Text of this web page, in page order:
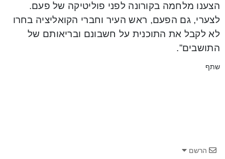
הצענו מלחמה בקורונה לפני פוליטיקה של פעם.
לצערי, גם הפעם, ראש העיר וחברי הקואליציה בחרו
לא לקבל את התוכנית על חשבונם ובריאותם של
התושבים”.
שתף
הרשם